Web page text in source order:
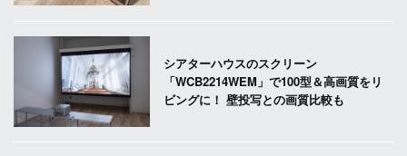
シアターハウスのスクリーン
「WCB2214WEM」で100型＆高画質をリ
ビングに！ 壁投写との画質比較も